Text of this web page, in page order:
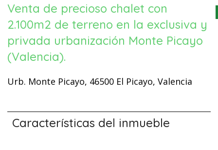
Venta de precioso chalet con
2.100m2 de terreno en la exclusiva y
privada urbanización Monte Picayo
(Valencia).
Urb. Monte Picayo, 46500 El Picayo, Valencia
Características del inmueble